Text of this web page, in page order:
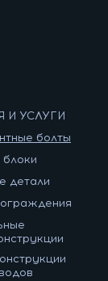
И УСЛУГИ
болты
детали